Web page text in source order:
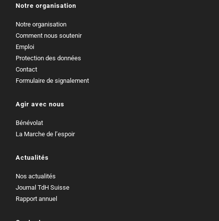
Notre organisation
Notre organisation
Comment nous soutenir
Emploi
Protection des données
Contact
Formulaire de signalement
Agir avec nous
Bénévolat
La Marche de l’espoir
Actualités
Nos actualités
Journal TdH Suisse
Rapport annuel